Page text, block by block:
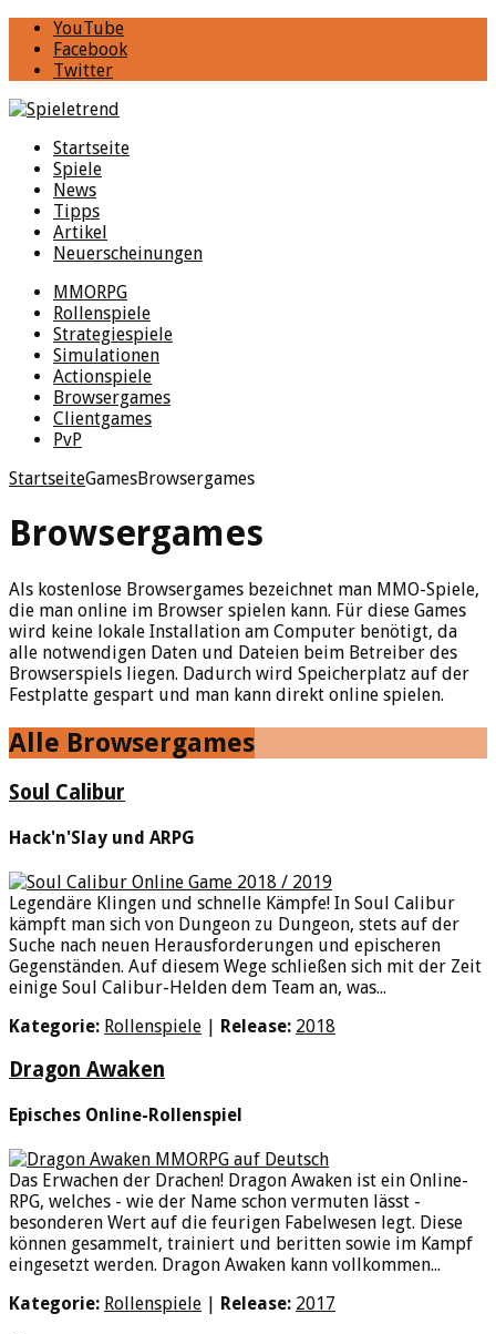
YouTube
Facebook
Twitter
Startseite
Spiele
News
Tipps
Artikel
Neuerscheinungen
MMORPG
Rollenspiele
Strategiespiele
Simulationen
Actionspiele
Browsergames
Clientgames
PvP
StartseiteGamesBrowsergames
Browsergames
Als kostenlose Browsergames bezeichnet man MMO-Spiele,
die man online im Browser spielen kann. Für diese Games
wird keine lokale Installation am Computer benötigt, da
alle notwendigen Daten und Dateien beim Betreiber des
Browserspiels liegen. Dadurch wird Speicherplatz auf der
Festplatte gespart und man kann direkt online spielen.
Alle Browsergames
Soul Calibur
Hack'n'Slay und ARPG
Legendäre Klingen und schnelle Kämpfe! In Soul Calibur
kämpft man sich von Dungeon zu Dungeon, stets auf der
Suche nach neuen Herausforderungen und epischeren
Gegenständen. Auf diesem Wege schließen sich mit der Zeit
einige Soul Calibur-Helden dem Team an, was...
Kategorie: Rollenspiele Release: 2018
Dragon Awaken
Episches Online-Rollenspiel
Das Erwachen der Drachen! Dragon Awaken ist ein Online-
RPG, welches - wie der Name schon vermuten lässt -
besonderen Wert auf die feurigen Fabelwesen legt. Diese
können gesammelt, trainiert und beritten sowie im Kampf
eingesetzt werden. Dragon Awaken kann vollkommen...
Kategorie: Rollenspiele Release: 2017